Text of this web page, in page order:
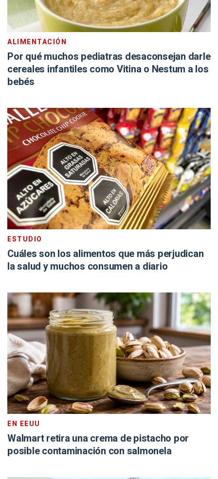
ALIMENTACIÓN
Por qué muchos pediatras desaconsejan darle
cereales infantiles como Vitina o Nestum a los
bebés
ESTUDIO
Cuáles son los alimentos que más perjudican
la salud y muchos consumen a diario
EN EEUU
Walmart retira una crema de pistacho por
posible contaminación con salmonela